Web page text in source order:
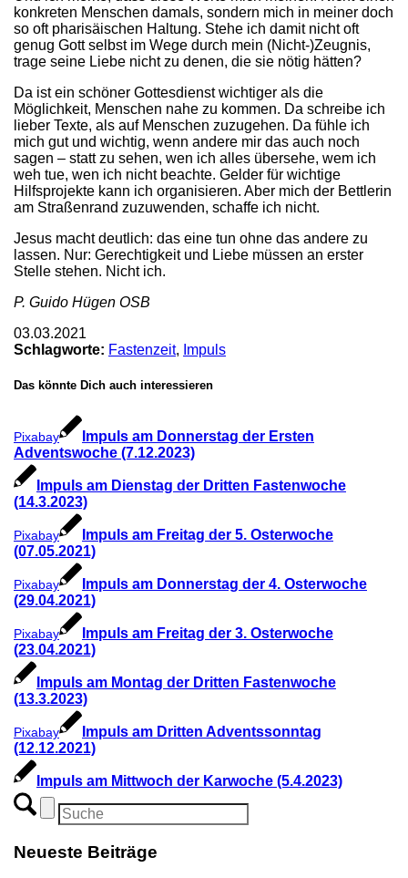
konkreten Menschen damals, sondern mich in meiner doch
so oft pharisäischen Haltung. Stehe ich damit nicht oft
genug Gott selbst im Wege durch mein (Nicht-)Zeugnis,
trage seine Liebe nicht zu denen, die sie nötig hätten?
Da ist ein schöner Gottesdienst wichtiger als die
Möglichkeit, Menschen nahe zu kommen. Da schreibe ich
lieber Texte, als auf Menschen zuzugehen. Da fühle ich
mich gut und wichtig, wenn andere mir das auch noch
sagen – statt zu sehen, wen ich alles übersehe, wem ich
weh tue, wen ich nicht beachte. Gelder für wichtige
Hilfsprojekte kann ich organisieren. Aber mich der Bettlerin
am Straßenrand zuzuwenden, schaffe ich nicht.
Jesus macht deutlich: das eine tun ohne das andere zu
lassen. Nur: Gerechtigkeit und Liebe müssen an erster
Stelle stehen. Nicht ich.
P. Guido Hügen OSB
03.03.2021
Schlagworte: Fastenzeit, Impuls
Das könnte Dich auch interessieren
Pixabay
Impuls am Donnerstag der Ersten
Adventswoche (7.12.2023)
Impuls am Dienstag der Dritten Fastenwoche
(14.3.2023)
Pixabay
Impuls am Freitag der 5. Osterwoche
(07.05.2021)
Pixabay
Impuls am Donnerstag der 4. Osterwoche
(29.04.2021)
Pixabay
Impuls am Freitag der 3. Osterwoche
(23.04.2021)
Impuls am Montag der Dritten Fastenwoche
(13.3.2023)
Pixabay
Impuls am Dritten Adventssonntag
(12.12.2021)
Impuls am Mittwoch der Karwoche (5.4.2023)
Neueste Beiträge